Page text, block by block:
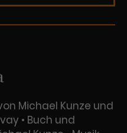
Michael Kunze und
• Buch und